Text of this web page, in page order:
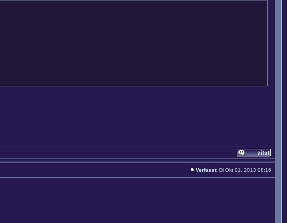
Verfasst: Di Okt 01, 2013 08:16